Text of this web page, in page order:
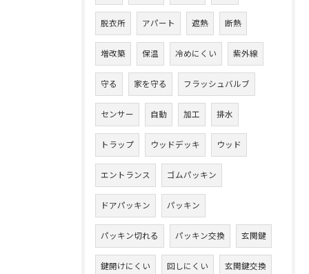
脱衣所 アパート 遮熱 断熱
増改築 保温 冷めにくい 紫外線
守る 家を守る フラッシュバルブ
センサー 自動 加工 排水
トラップ ウッドデッキ ウッド
エントランス ゴムパッキン
ドアパッキン パッキン
パッキン切れる パッキン交換 玄関鍵
鍵開けにくい 回しにくい 玄関鍵交換